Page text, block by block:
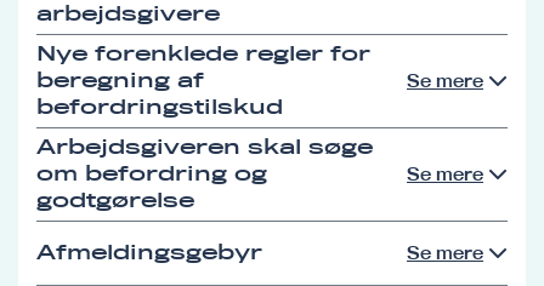
arbejdsgivere
Nye forenklede regler for
beregning af
befordringstilskud
Se mere
Arbejdsgiveren skal søge
om befordring og
godtgørelse
Se mere
Afmeldingsgebyr Se mere